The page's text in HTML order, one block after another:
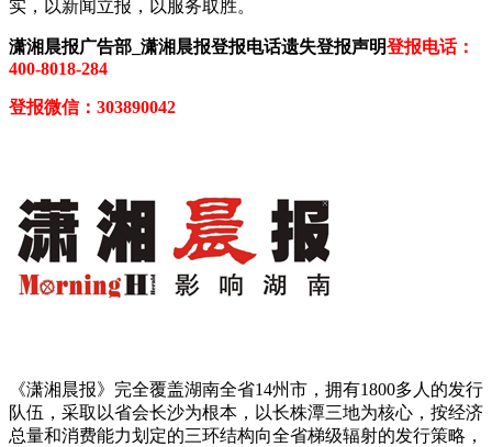
实，以新闻立报，以服务取胜。
潇湘晨报广告部_潇湘晨报登报电话遗失登报声明登报电话：
400-8018-284
登报微信：303890042
《潇湘晨报》完全覆盖湖南全省14州市，拥有1800多人的发行
队伍，采取以省会长沙为根本，以长株潭三地为核心，按经济
总量和消费能力划定的三环结构向全省梯级辐射的发行策略，